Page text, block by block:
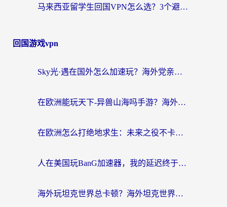
马来西亚留学生回国VPN怎么选？3个避坑点+1款实测好用的加速器推荐
回国游戏vpn
Sky光·遇在国外怎么加速玩？海外党亲测有效的国服游戏加速指南
在欧洲能玩天下-异兽山海吗手游？海外玩家的加速器生存指南
在欧洲怎么打绝地求生：未来之役不卡？留学生亲测的加速器避坑指南
人在美国玩BanG加速器，我的延迟终于绿了
海外玩坦克世界总卡顿？海外坦克世界加速器有哪些？实测好用的选择在这里